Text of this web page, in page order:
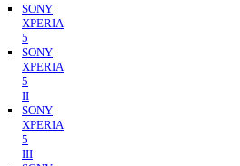
SONY
XPERIA
5
SONY
XPERIA
5
II
SONY
XPERIA
5
III